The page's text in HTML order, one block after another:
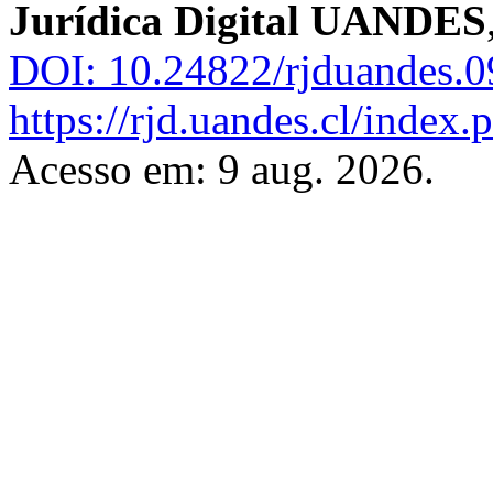
Jurídica Digital UANDES
DOI: 10.24822/
https://rjd.uandes.cl/
Acesso em: 9 aug. 2026.